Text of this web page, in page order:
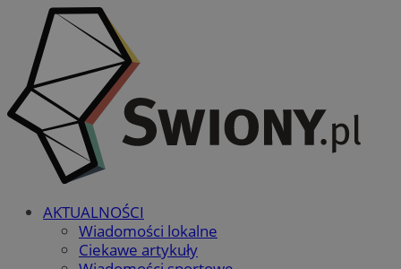
AKTUALNOŚCI
Wiadomości lokalne
Ciekawe artykuły